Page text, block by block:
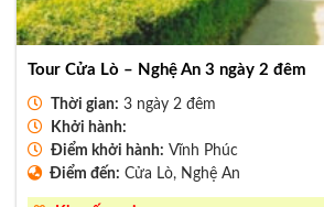
Tour Cửa Lò – Nghệ An 3 ngày 2 đêm
Thời gian: 3 ngày 2 đêm
Khởi hành:
Điểm khởi hành: Vĩnh Phúc
Điểm đến: Cửa Lò, Nghệ An